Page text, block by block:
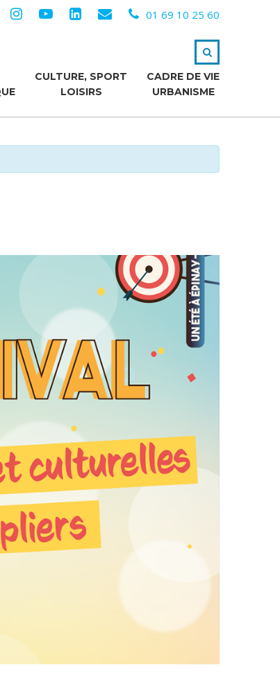
01 69 10 25 60
CULTURE, SPORT
LOISIRS
CADRE DE VIE
URBANISME